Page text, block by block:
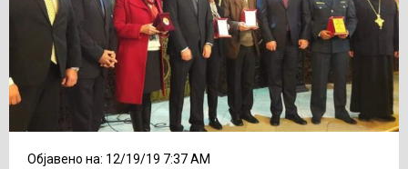
Објавено на: 12/19/19 7:37 AM